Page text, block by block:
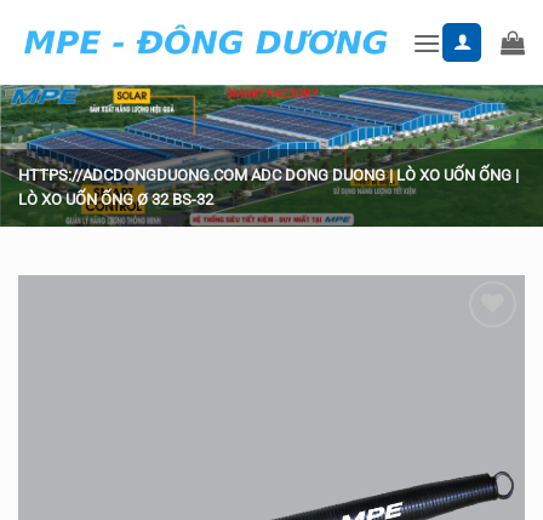
HTTPS://ADCDONGDUONG.COM ADC DONG DUONG|LÒ XO UỐN ỐNG |
LÒ XO UỐN ỐNG Ø 32 BS-32